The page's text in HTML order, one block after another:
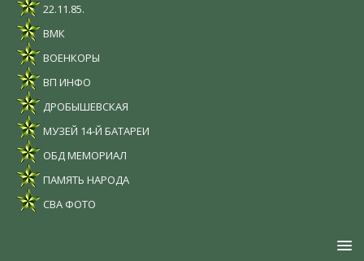
22.11.85.
ВМК
ВОЕНКОРЫ
ВП ИНФО
ДРОБЫШЕВСКАЯ
МУЗЕЙ 14-Й БАТАРЕИ
ОБД МЕМОРИАЛ
ПАМЯТЬ НАРОДА
СВА ФОТО